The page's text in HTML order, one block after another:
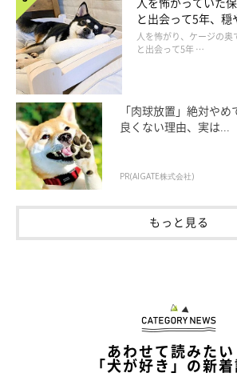
と出会って5年、
の姿にグッとくる
人を怖がり、ケージの
と出会って5年 …
「肉球放置」絶対や
良くない理由、実は...
PR(AIGATE株式会社)
もっと見る
あわせて読みたい
「犬が好き」の新